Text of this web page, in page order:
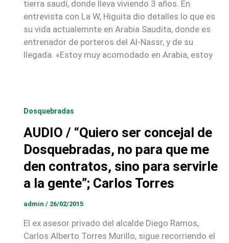
tierra saudí, donde lleva viviendo 3 años. En
entrevista con La W, Higuita dio detalles lo que es
su vida actualemnte en Arabia Saudita, donde es
entrenador de porteros del Al-Nassr, y de su
llegada. «Estoy muy acomodado en Arabia, estoy
Dosquebradas
AUDIO / “Quiero ser concejal de
Dosquebradas, no para que me
den contratos, sino para servirle
a la gente”; Carlos Torres
admin / 26/02/2015
El ex asesor privado del alcalde Diego Ramos,
Carlos Alberto Torres Murillo, sigue recorriendo el